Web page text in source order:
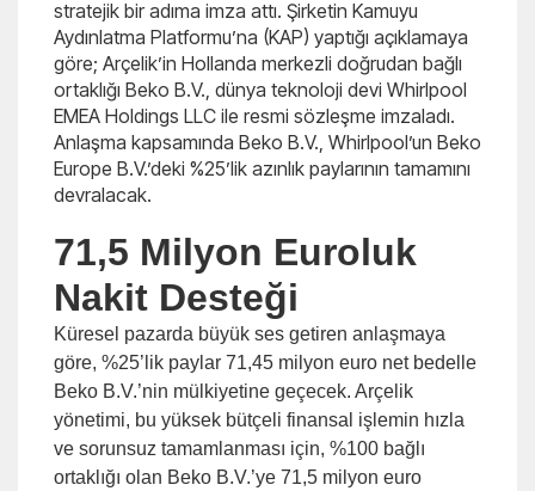
stratejik bir adıma imza attı. Şirketin Kamuyu
Aydınlatma Platformu’na (KAP) yaptığı açıklamaya
göre; Arçelik’in Hollanda merkezli doğrudan bağlı
ortaklığı Beko B.V., dünya teknoloji devi Whirlpool
EMEA Holdings LLC ile resmi sözleşme imzaladı.
Anlaşma kapsamında Beko B.V., Whirlpool’un Beko
Europe B.V.’deki %25’lik azınlık paylarının tamamını
devralacak.
71,5 Milyon Euroluk
Nakit Desteği
Küresel pazarda büyük ses getiren anlaşmaya
göre, %25’lik paylar 71,45 milyon euro net bedelle
Beko B.V.’nin mülkiyetine geçecek. Arçelik
yönetimi, bu yüksek bütçeli finansal işlemin hızla
ve sorunsuz tamamlanması için, %100 bağlı
ortaklığı olan Beko B.V.’ye 71,5 milyon euro